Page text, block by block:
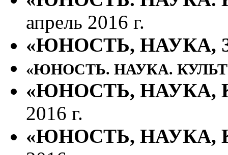
апрель 2016 г.
«ЮНОСТЬ, НАУКА,
«ЮНОСТЬ. НАУКА.
«ЮНОСТЬ, НАУКА,
2016 г.
«ЮНОСТЬ, НАУКА,